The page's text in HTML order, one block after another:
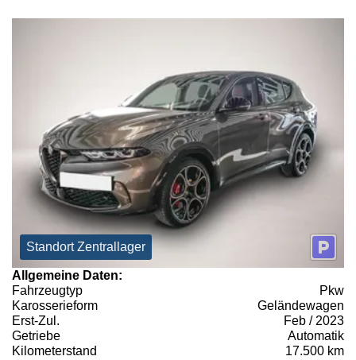
Standort Zentrallager
Allgemeine Daten:
Fahrzeugtyp
Pkw
Karosserieform
Geländewagen
Erst-Zul.
Feb / 2023
Getriebe
Automatik
Kilometerstand
17.500 km